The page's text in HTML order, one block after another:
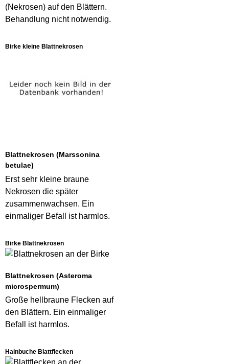
(Nekrosen) auf den Blättern.
Behandlung nicht notwendig.
Birke kleine Blattnekrosen
Blattnekrosen (Marssonina
betulae)
Erst sehr kleine braune
Nekrosen die später
zusammenwachsen. Ein
einmaliger Befall ist harmlos.
Birke Blattnekrosen
Blattnekrosen (Asteroma
microspermum)
Große hellbraune Flecken auf
den Blättern. Ein einmaliger
Befall ist harmlos.
Hainbuche Blattflecken